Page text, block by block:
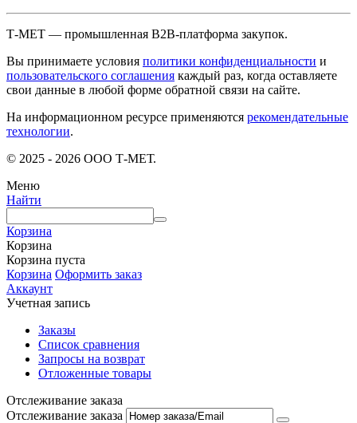
Т-МЕТ — промышленная B2B-платформа закупок.
Вы принимаете условия политики конфиденциальности и
пользовательского соглашения каждый раз, когда оставляете
свои данные в любой форме обратной связи на сайте.
На информационном ресурсе применяются рекомендательные
технологии.
© 2025 - 2026 ООО Т-МЕТ.
Меню
Найти
Корзина
Корзина
Корзина пуста
Корзина Оформить заказ
Аккаунт
Учетная запись
Заказы
Список сравнения
Запросы на возврат
Отложенные товары
Отслеживание заказа
Отслеживание заказа